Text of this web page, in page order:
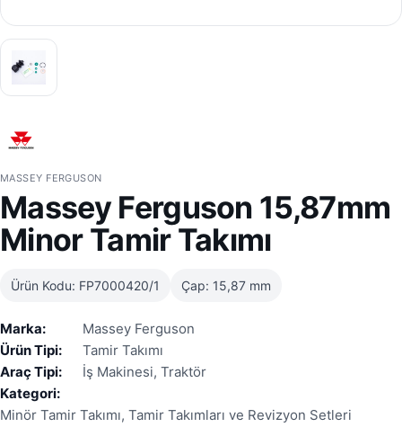
MASSEY FERGUSON
Massey Ferguson 15,87mm
Minor Tamir Takımı
Ürün Kodu: FP7000420/1 Çap: 15,87 mm
Marka:
Massey Ferguson
Ürün Tipi:
Tamir Takımı
Araç Tipi:
İş Makinesi, Traktör
Kategori:
Minör Tamir Takımı, Tamir Takımları ve Revizyon Setleri